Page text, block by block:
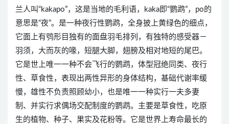
兰人叫“kakapo”，这是当地的毛利语，kaka即“鹦鹉”，po的
意思是“夜”。是一种夜行性鹦鹉，全身披上黄绿色的细点，
它面上有鸮形目独有的面盘羽毛排列，有独特的感受器－
羽须，大而灰的喙，短腿大脚，翅膀及相对地短的尾巴。
它是世上唯一一种不会飞行的鹦鹉，体型冠绝同类、夜行
性、草食性，表现出两性异形的身体结构，基础代谢率缓
慢，雄性不负责照顾幼小，也是唯一一种实行一夫多妻
制、并实行求偶场交配制度的鹦鹉。主要是草食性，吃原
生的植物、种子、果实及花粉等。它是世界上寿命最长的